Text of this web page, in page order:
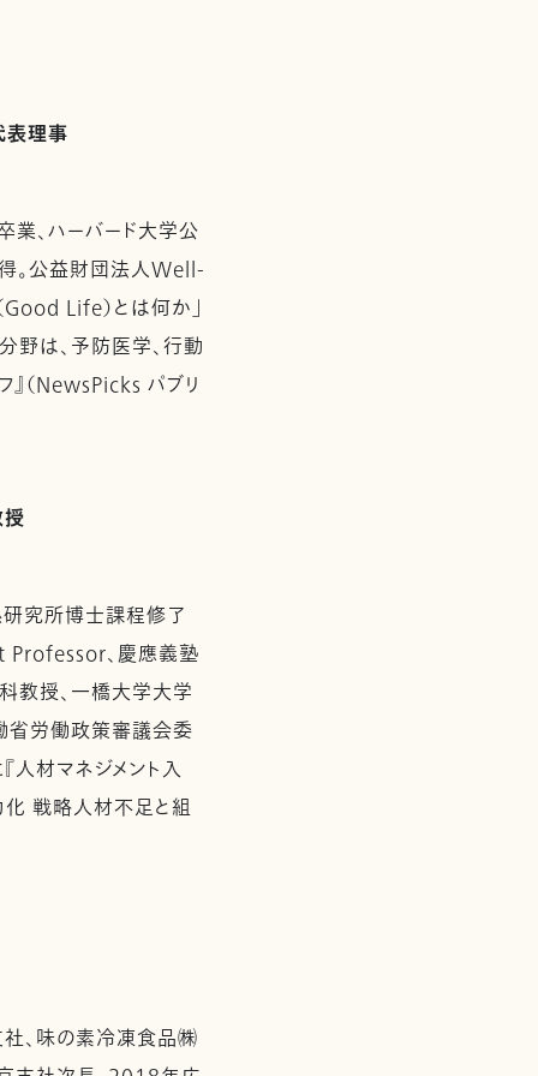
理事
、ハーバード大学公
。公益財団法人Well-
Life）とは何か」
野は、予防医学、行動
』（NewsPicks パブリ
研究所博士課程修了
Professor、慶應義塾
教授、一橋大学大学
省労働政策審議会委
人材マネジメント入
化 戦略人材不足と組
、味の素冷凍食品㈱